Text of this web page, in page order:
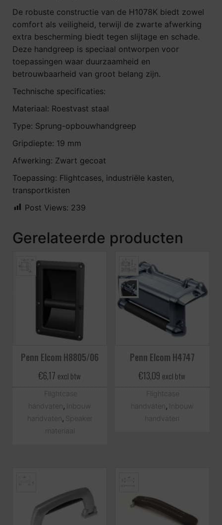
De robuste constructie van de H1078K biedt zowel
comfort als veiligheid, terwijl de zwarte afwerking
extra bescherming biedt tegen slijtage en schade.
Deze handgreep is speciaal ontworpen voor
toepassingen waar duurzaamheid en
betrouwbaarheid van groot belang zijn.
Technische specificaties:
Materiaal: Roestvast staal
Type: Sprung-opbouwhandgreep
Gripdiepte: 19 mm
Afwerking: Zwart gecoat
Toepassing: Flightcases, industriële kasten,
transportkisten
Post Views: 239
Gerelateerde producten
Penn Elcom H8805/06
€6,17 excl btw
Flightcase
handvaten, Inbouw
handvaten, Speaker
materiaal
Penn Elcom H4747
€13,09 excl btw
Flightcase
handvaten, Inbouw
handvaten